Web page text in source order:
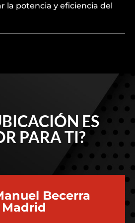
reducir la eficiencia
regulares también
solucionar problemas con
ES
PARA TI?